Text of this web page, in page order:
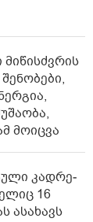
მოიცვა
კად­რე­
16
ასახავს